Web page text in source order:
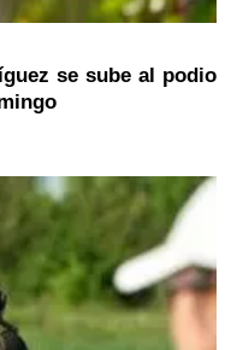
se sube al podio